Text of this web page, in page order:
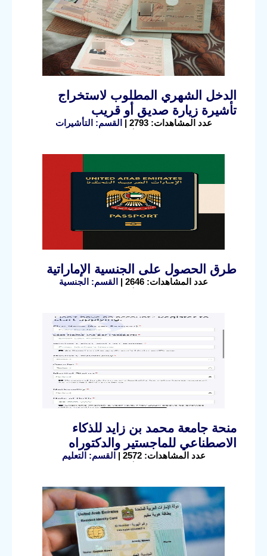
الدخل الشهري المطلوب لاستخراج
تأشيرة زيارة صديق أو قريب
عدد المشاهدات: 2793 | القسم: التأشيرات
طرق الحصول على الجنسية الإماراتية
عدد المشاهدات: 2646 | القسم: الجنسية
منحة جامعة محمد بن زايد للذكاء
الاصطناعي للماجستير والدكتوراه
عدد المشاهدات: 2572 | القسم: التعليم